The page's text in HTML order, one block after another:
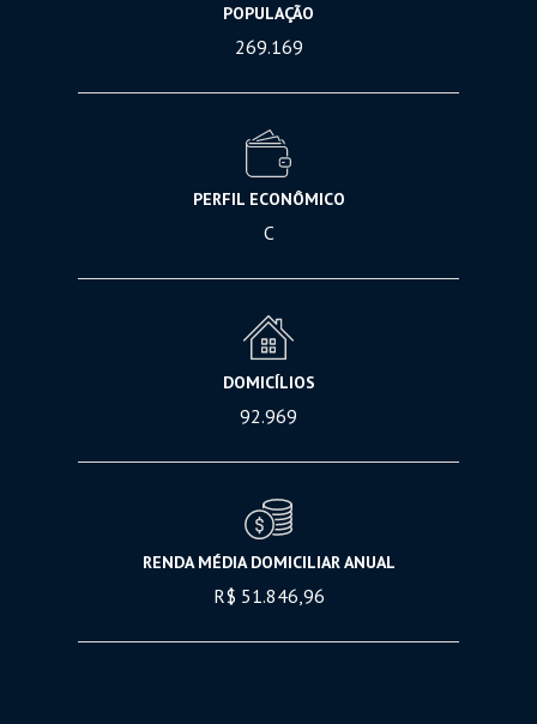
POPULAÇÃO
269.169
PERFIL ECONÔMICO
C
DOMICÍLIOS
92.969
RENDA MÉDIA DOMICILIAR ANUAL
R$ 51.846,96